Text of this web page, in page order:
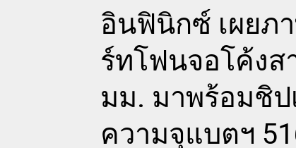
อินฟินิกซ์ เผยภ
ร์ทโฟนจอโค้งส
มม. มาพร้อมชิป
ความจุแบตฯ